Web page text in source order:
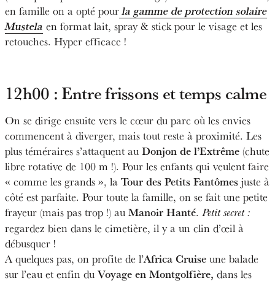
en famille on a opté pourla gamme de protection solaire
Mustela en format lait, spray & stick pour le visage et les
retouches. Hyper efficace !
12h00 : Entre frissons et temps calme
On se dirige ensuite vers le cœur du parc où les envies
commencent à diverger, mais tout reste à proximité. Les
plus téméraires s’attaquent au Donjon de l’Extrême (chute
libre rotative de 100 m !). Pour les enfants qui veulent faire
« comme les grands », la Tour des Petits Fantômes juste à
côté est parfaite. Pour toute la famille, on se fait une petite
frayeur (mais pas trop !) au Manoir Hanté. Petit secret :
regardez bien dans le cimetière, il y a un clin d’œil à
débusquer !
A quelques pas, on profite de l’Africa Cruise une balade
sur l’eau et enfin duVoyage en Montgolfière, dans les